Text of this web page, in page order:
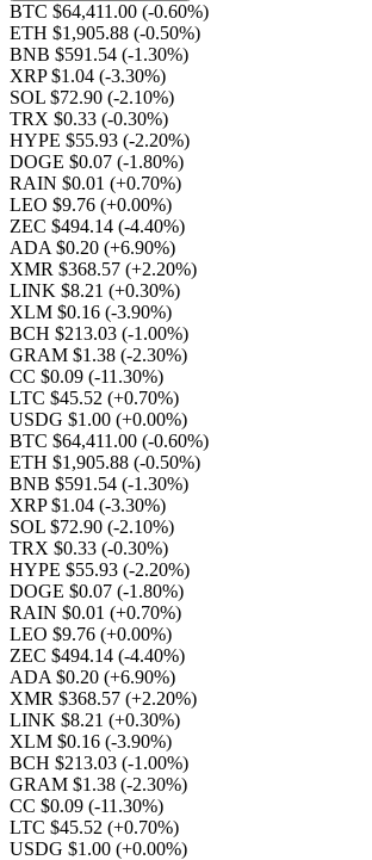
BTC $64,411.00 (-0.60%)
ETH $1,905.88 (-0.50%)
BNB $591.54 (-1.30%)
XRP $1.04 (-3.30%)
SOL $72.90 (-2.10%)
TRX $0.33 (-0.30%)
HYPE $55.93 (-2.20%)
DOGE $0.07 (-1.80%)
RAIN $0.01 (+0.70%)
LEO $9.76 (+0.00%)
ZEC $494.14 (-4.40%)
ADA $0.20 (+6.90%)
XMR $368.57 (+2.20%)
LINK $8.21 (+0.30%)
XLM $0.16 (-3.90%)
BCH $213.03 (-1.00%)
GRAM $1.38 (-2.30%)
CC $0.09 (-11.30%)
LTC $45.52 (+0.70%)
USDG $1.00 (+0.00%)
BTC $64,411.00 (-0.60%)
ETH $1,905.88 (-0.50%)
BNB $591.54 (-1.30%)
XRP $1.04 (-3.30%)
SOL $72.90 (-2.10%)
TRX $0.33 (-0.30%)
HYPE $55.93 (-2.20%)
DOGE $0.07 (-1.80%)
RAIN $0.01 (+0.70%)
LEO $9.76 (+0.00%)
ZEC $494.14 (-4.40%)
ADA $0.20 (+6.90%)
XMR $368.57 (+2.20%)
LINK $8.21 (+0.30%)
XLM $0.16 (-3.90%)
BCH $213.03 (-1.00%)
GRAM $1.38 (-2.30%)
CC $0.09 (-11.30%)
LTC $45.52 (+0.70%)
USDG $1.00 (+0.00%)